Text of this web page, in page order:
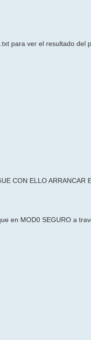
para ver el resultado del
CON ELLO ARRANCAR
en MOD0 SEGURO a